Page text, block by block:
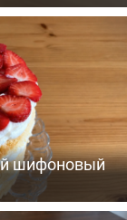
шифоновый